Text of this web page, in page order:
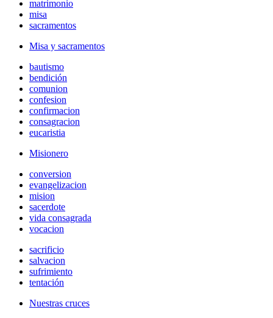
matrimonio
misa
sacramentos
Misa y sacramentos
bautismo
bendición
comunion
confesion
confirmacion
consagracion
eucaristia
Misionero
conversion
evangelizacion
mision
sacerdote
vida consagrada
vocacion
sacrificio
salvacion
sufrimiento
tentación
Nuestras cruces